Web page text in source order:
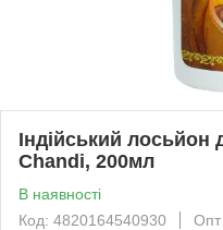
Індійський
Chandi, 200мл
В наявності
Код: 4820164540930
Опт